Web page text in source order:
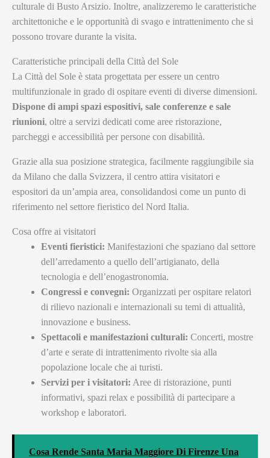
culturale di Busto Arsizio. Inoltre, analizzeremo le caratteristiche
architettoniche e le opportunità di svago e intrattenimento che si
possono trovare durante la visita.
Caratteristiche principali della Città del Sole
La Città del Sole è stata progettata per essere un centro
multifunzionale in grado di ospitare eventi di diverse dimensioni.
Dispone di ampi spazi espositivi, sale conferenze e sale
riunioni, oltre a servizi dedicati come aree ristorazione,
parcheggi e accessibilità per persone con disabilità.
Grazie alla sua posizione strategica, facilmente raggiungibile sia
da Milano che dalla Svizzera, il centro attira visitatori e
espositori da un’ampia area, consolidandosi come un punto di
riferimento nel settore fieristico del Nord Italia.
Cosa offre ai visitatori
Eventi fieristici: Manifestazioni che spaziano dal settore
dell’arredamento a quello dell’artigianato, della
tecnologia e dell’enogastronomia.
Congressi e convegni: Organizzati per ospitare relatori
di rilievo nazionali e internazionali su temi di attualità,
innovazione e business.
Spettacoli e manifestazioni culturali: Concerti, mostre
d’arte e serate di intrattenimento rivolte sia alla
popolazione locale che ai turisti.
Servizi per i visitatori: Aree di ristorazione, punti
informativi, spazi relax e possibilità di partecipare a
workshop e laboratori.
Cosa Rende Santa Maria Maggiore Di Firenze Una